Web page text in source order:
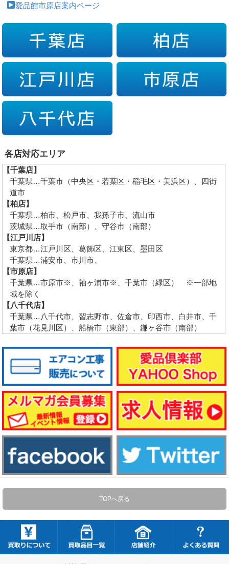
愛品館市原店案内ページ
各店対応エリア
【千葉店】
千葉県…千葉市（中央区・若葉区・稲毛区・美浜区）、四街
道市
【柏店】
千葉県…柏市、松戸市、我孫子市、流山市
茨城県…取手市（南部）、守谷市（南部）
【江戸川店】
東京都…江戸川区、葛飾区、江東区、墨田区
千葉県…浦安市、市川市、
【市原店】
千葉県…市原市※、袖ヶ浦市※、千葉市（緑区） ※一部地
域を除く
【八千代店】
千葉県…八千代市、習志野市、佐倉市、印西市、白井市、千
葉市（花見川区）、船橋市（東部）、鎌ヶ谷市（南部）
TOPへ戻る